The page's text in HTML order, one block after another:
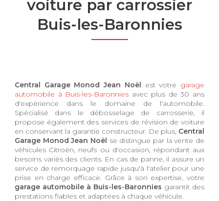
voiture par carrossier
Buis-les-Baronnies
Central Garage Monod Jean Noël est votre garage
automobile à Buis-les-Baronnies avec plus de 30 ans
d'expérience dans le domaine de l'automobile.
Spécialisé dans le débosselage de carrosserie, il
propose également des services de révision de voiture
en conservant la garantie constructeur. De plus, Central
Garage Monod Jean Noël se distingue par la vente de
véhicules Citroën, neufs ou d'occasion, répondant aux
besoins variés des clients. En cas de panne, il assure un
service de remorquage rapide jusqu'à l'atelier pour une
prise en charge efficace. Grâce à son expertise, votre
garage automobile à Buis-les-Baronnies garantit des
prestations fiables et adaptées à chaque véhicule.